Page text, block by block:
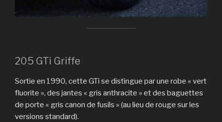
205 GTi Griffe
Sortie en 1990, cette GTi se distingue par une robe « vert
fluorite », des jantes « gris anthracite » et des baguettes
de porte « gris canon de fusils » (au lieu de rouge sur les
versions standard).